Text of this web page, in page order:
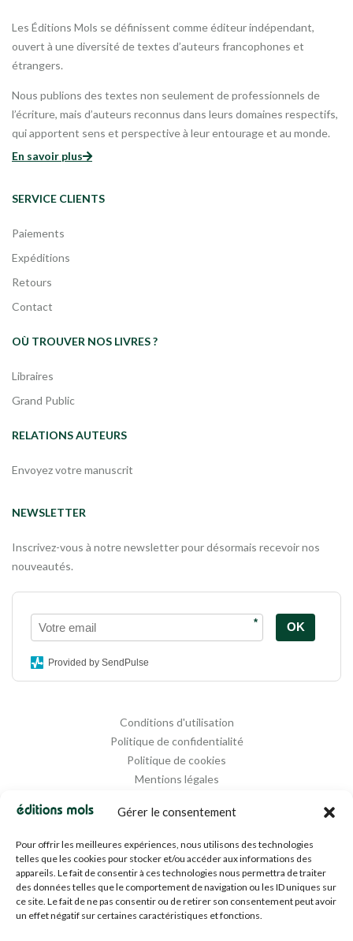
Gérer le consentement
Pour offrir les meilleures expériences, nous utilisons des technologies
telles que les cookies pour stocker et/ou accéder aux informations des
appareils. Le fait de consentir à ces technologies nous permettra de traiter
des données telles que le comportement de navigation ou les ID uniques sur
ce site. Le fait de ne pas consentir ou de retirer son consentement peut avoir
un effet négatif sur certaines caractéristiques et fonctions.
Les Éditions Mols se définissent comme éditeur indépendant,
ouvert à une diversité de textes d’auteurs francophones et
étrangers.
Nous publions des textes non seulement de professionnels de
l’écriture, mais d’auteurs reconnus dans leurs domaines respectifs,
qui apportent sens et perspective à leur entourage et au monde.
En savoir plus
SERVICE CLIENTS
Paiements
Expéditions
Retours
Contact
OÙ TROUVER NOS LIVRES ?
Libraires
Grand Public
RELATIONS AUTEURS
Envoyez votre manuscrit
NEWSLETTER
Inscrivez-vous à notre newsletter pour désormais recevoir nos
nouveautés.
* OK
Provided by SendPulse
Conditions d'utilisation
Politique de confidentialité
Politique de cookies
Mentions légales